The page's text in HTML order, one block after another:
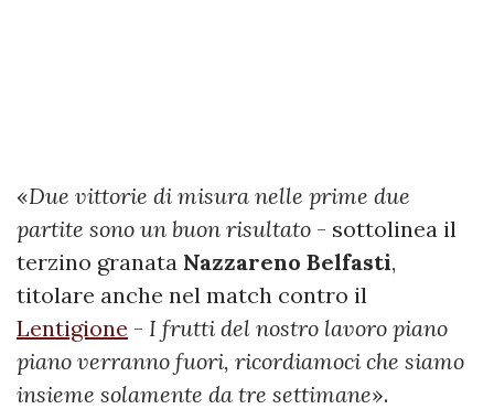
«Due vittorie di misura nelle prime due
partite sono un buon risultato - sottolinea il
terzino granata Nazzareno Belfasti,
titolare anche nel match contro il
Lentigione - I frutti del nostro lavoro piano
piano verranno fuori, ricordiamoci che siamo
insieme solamente da tre settimane».